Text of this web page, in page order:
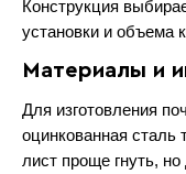
Конструкция
установки и объема
Материалы и
Для изготовления
оцинкованная
лист проще гнуть,